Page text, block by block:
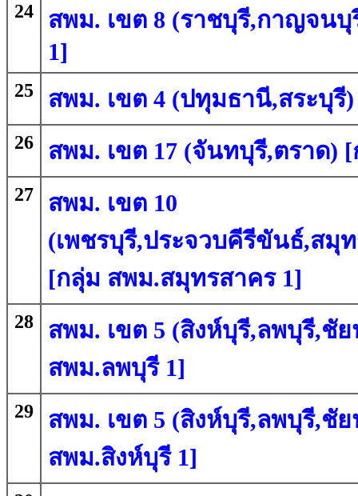
24
สพม. เขต 8 (ราชบุรี,กาญจน
1]
25 สพม. เขต 4 (ปทุมธานี,สระบุรี
26 สพม. เขต 17 (จันทบุรี,ตราด)
27
สพม. เขต 10
(เพชรบุรี,ประจวบคีรีขันธ์,สมุ
[กลุ่ม สพม.สมุทรสาคร 1]
28
สพม. เขต 5 (สิงห์บุรี,ลพบุรี,ชั
สพม.ลพบุรี 1]
29
สพม. เขต 5 (สิงห์บุรี,ลพบุรี,ชั
สพม.สิงห์บุรี 1]